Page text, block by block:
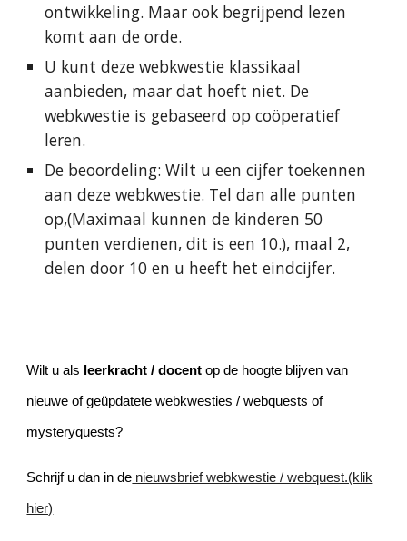
ontwikkeling. Maar ook begrijpend lezen
komt aan de orde.
U kunt deze webkwestie klassikaal
aanbieden, maar dat hoeft niet. De
webkwestie is gebaseerd op coöperatief
leren.
De beoordeling: Wilt u een cijfer toekennen
aan deze webkwestie. Tel dan alle punten
op,(Maximaal kunnen de kinderen 50
punten verdienen, dit is een 10.), maal 2,
delen door 10 en u heeft het eindcijfer.
Wilt u als leerkracht / docentop de hoogte blijven van
nieuwe of geüpdatete webkwesties / webquests of
mysteryquests?
Schrijf u dan in de nieuwsbrief webkwestie / webquest.(klik
hier)